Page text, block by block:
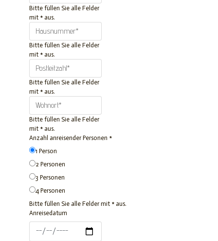
Bitte füllen Sie alle Felder
mit * aus.
Bitte füllen Sie alle Felder
mit * aus.
Bitte füllen Sie alle Felder
mit * aus.
Bitte füllen Sie alle Felder
mit * aus.
Anzahl anreisender Personen *
1 Person
2 Personen
3 Personen
4 Personen
Bitte füllen Sie alle Felder mit * aus.
Anreisedatum